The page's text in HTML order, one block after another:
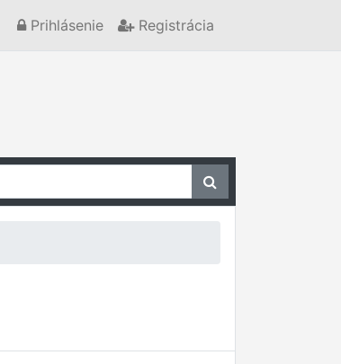
Prihlásenie Registrácia